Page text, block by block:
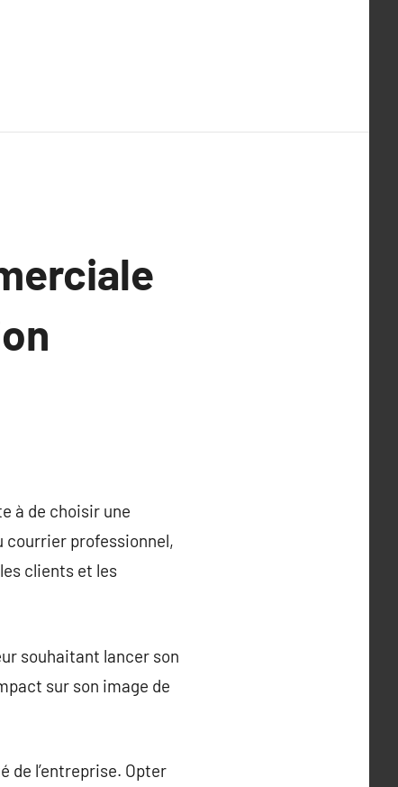
à de choisir une
courrier professionnel,
clients et les
souhaitant lancer son
sur son image de
de l’entreprise. Opter